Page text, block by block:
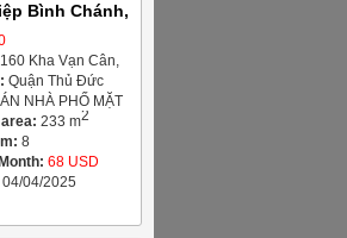
Bình Chánh,
giá bán 68 tỷ
160 Kha Vạn Cân,
Hiệp Bình Chánh
Quận Thủ Đức
NHÀ PHỐ MẶT
233 m2
8
68 USD
04/04/2025